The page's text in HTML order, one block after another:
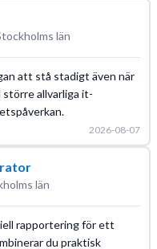
län
att stå stadigt även när
allvarliga it-
2026-08-07
län
rapportering för ett
du praktisk